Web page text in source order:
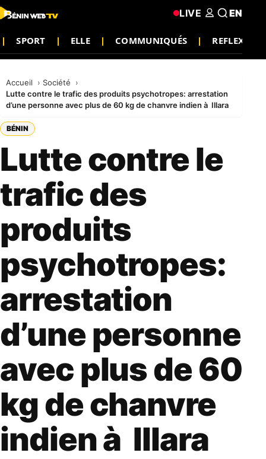
SPORT ELLE COMMUNIQUÉS REFLEXION
LIVE EN
Accueil
Société
Lutte contre le trafic des produits psychotropes: arrestation
d’une personne avec plus de 60 kg de chanvre indien à Illara
BÉNIN
Lutte contre le
trafic des
produits
psychotropes:
arrestation
d’une personne
avec plus de 60
kg de chanvre
indien à Illara